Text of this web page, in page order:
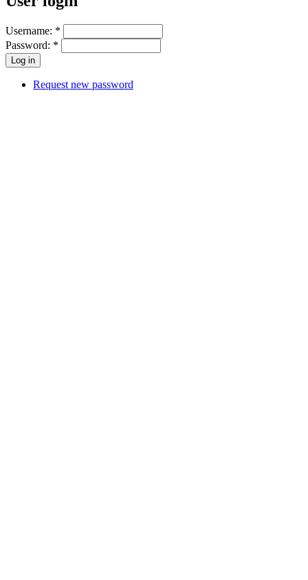
Username: *
Password: *
Request new password